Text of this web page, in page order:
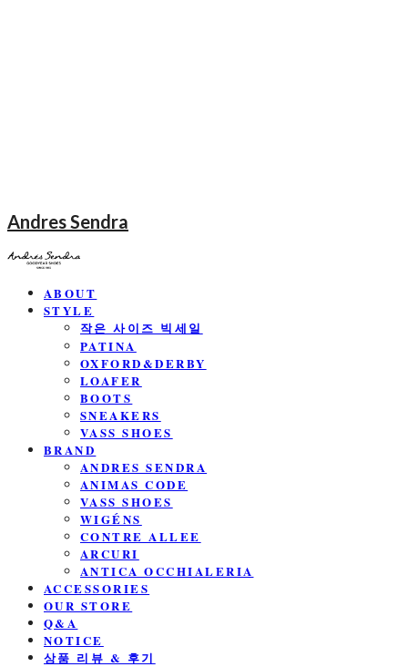
Andres Sendra
ABOUT
STYLE
작은 사이즈 빅세일
PATINA
OXFORD&DERBY
LOAFER
BOOTS
SNEAKERS
VASS SHOES
BRAND
ANDRES SENDRA
ANIMAS CODE
VASS SHOES
WIGÉNS
CONTRE ALLEE
ARCURI
ANTICA OCCHIALERIA
ACCESSORIES
OUR STORE
Q&A
NOTICE
상품 리뷰 & 후기